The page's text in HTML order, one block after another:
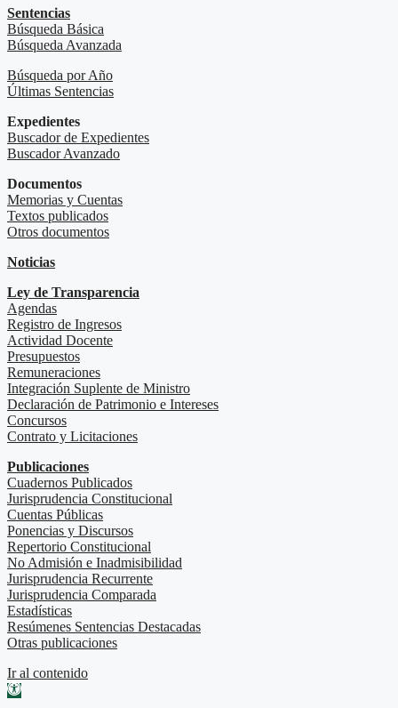
Sentencias
Búsqueda Básica
Búsqueda Avanzada
Búsqueda por Año
Últimas Sentencias
Expedientes
Buscador de Expedientes
Buscador Avanzado
Documentos
Memorias y Cuentas
Textos publicados
Otros documentos
Noticias
Ley de Transparencia
Agendas
Registro de Ingresos
Actividad Docente
Presupuestos
Remuneraciones
Integración Suplente de Ministro
Declaración de Patrimonio e Intereses
Concursos
Contrato y Licitaciones
Publicaciones
Cuadernos Publicados
Jurisprudencia Constitucional
Cuentas Públicas
Ponencias y Discursos
Repertorio Constitucional
No Admisión e Inadmisibilidad
Jurisprudencia Recurrente
Jurisprudencia Comparada
Estadísticas
Resúmenes Sentencias Destacadas
Otras publicaciones
Ir al contenido
Abrir barra de herramientas